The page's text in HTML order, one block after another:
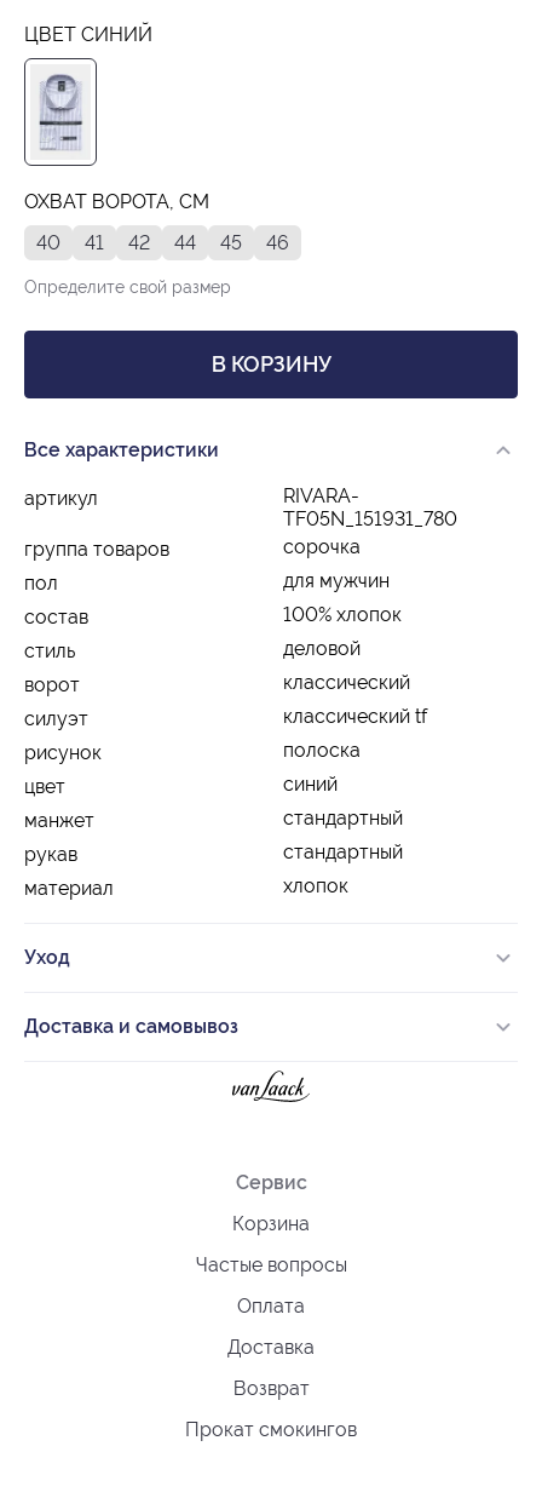
ЦВЕТ СИНИЙ
ОХВАТ ВОРОТА, СМ
40
41 42 44 45 46
Определите свой размер
В КОРЗИНУ
Все характеристики
артикул
RIVARA-
TF05N_151931_780
группа товаров
сорочка
пол
для мужчин
состав
100% хлопок
стиль
деловой
ворот
классический
силуэт
классический tf
рисунок
полоска
цвет
синий
манжет
стандартный
рукав
стандартный
материал
хлопок
Уход
Доставка и самовывоз
Сервис
Корзина
Частые вопросы
Оплата
Доставка
Возврат
Прокат смокингов